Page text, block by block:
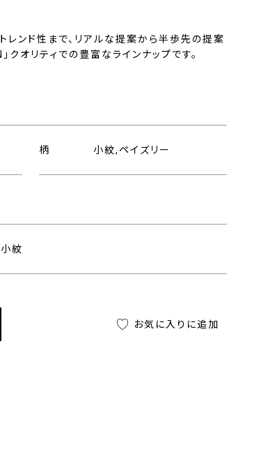
レンド性まで、リアルな提案から半歩先の提案
オリティでの豊富なラインナップです。
柄 小紋,ペイズリー
紋
お気に入りに追加